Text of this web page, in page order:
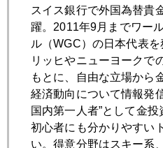
2007年11月26日
連休中も続騰
2007年11月22日
マーケットが忘れかけている
2007年11月21日
スイス銀行で外国為替貴
躍。2011年9月までワー
ル（WGC）の日本代表
リッヒやニューヨークで
もとに、自由な立場から
経済動向について情報発
国内第一人者”として金
初心者にも分かりやすい
い。得意分野はスキー系